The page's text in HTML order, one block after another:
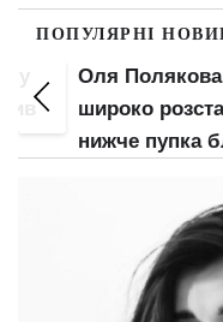
ПОПУЛЯРНІ
Оля
широко
нижче пупка